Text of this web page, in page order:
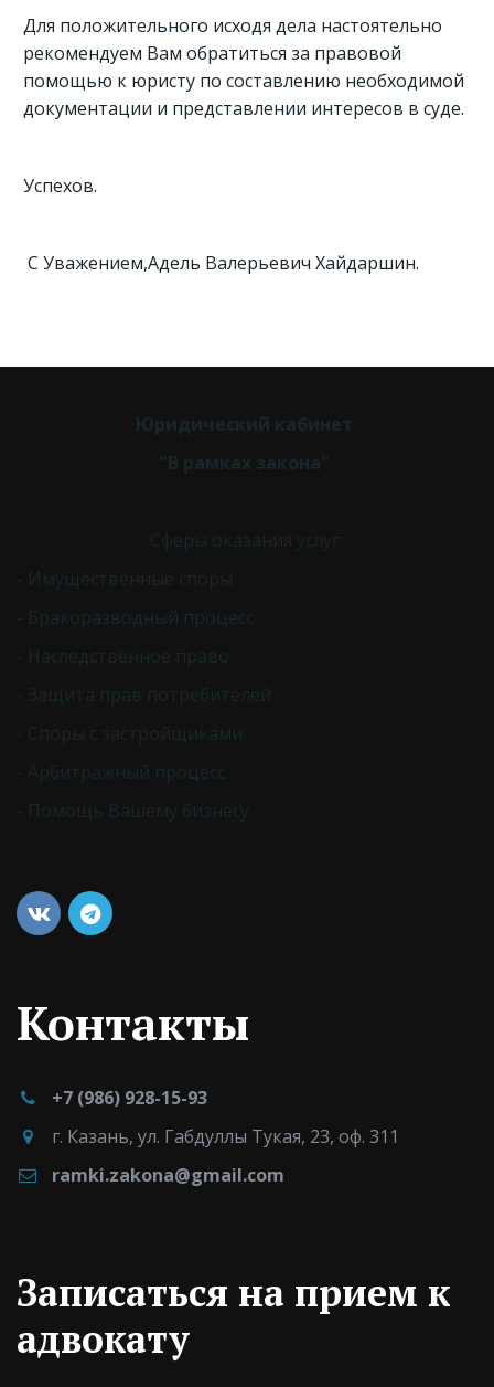
Для положительного исходя дела настоятельно
рекомендуем Вам обратиться за правовой
помощью к юристу по составлению необходимой
документации и представлении интересов в суде.
Успехов.
С Уважением,Адель Валерьевич Хайдаршин.
Юридический кабинет
"В рамках закона"
Сферы оказания услуг:
- Имущественные споры
- Бракоразводный процесс
- Наследственное право
- Защита прав потребителей
- Споры с застройщиками
- Арбитражный процесс
- Помощь Вашему бизнесу
Контакты
+7 (986) 928-15-93
г. Казань, ул. Габдуллы Тукая, 23, оф. 311
ramki.zakona@gmail.com
Записаться на прием к
адвокату